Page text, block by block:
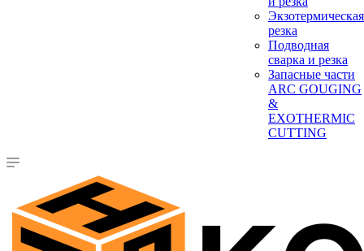
Экзотермическая
резка
Подводная
сварка и резка
Запасные части
ARC GOUGING
&
EXOTHERMIC
CUTTING